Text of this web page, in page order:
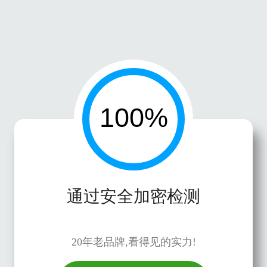
通过安全加密检测
20年老品牌,看得见的实力!